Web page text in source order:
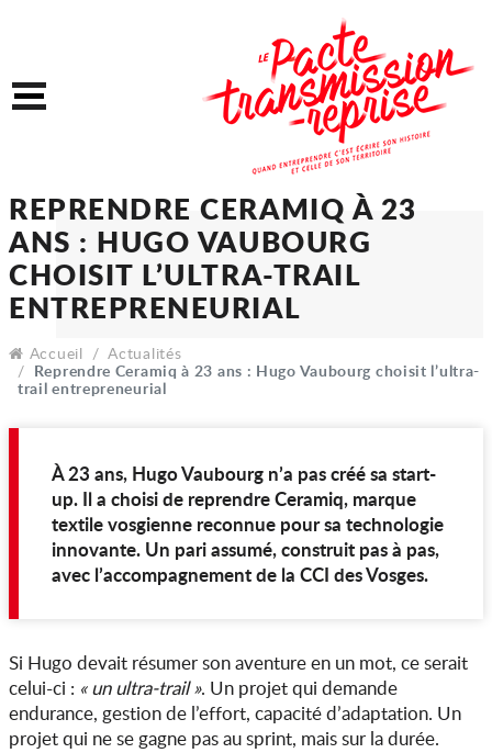
Menu
REPRENDRE CERAMIQ À
ANS : HUGO VAUBOURG
CHOISIT L’ULTRA-TRAIL
ENTREPRENEURIAL
Accueil
Actualités
Reprendre Ceramiq à 23 ans : Hugo Vaubourg choisit l’ultra-
trail entrepreneurial
À 23 ans, Hugo Vaubourg n’a pas créé sa start-
up. Il a choisi de reprendre Ceramiq, marque
textile vosgienne reconnue pour sa technologie
innovante. Un pari assumé, construit pas à pas,
avec l’accompagnement de la CCI des Vosges.
Si Hugo devait résumer son aventure en un mot, ce serait
celui-ci : « un ultra-trail ». Un projet qui demande
endurance, gestion de l’effort, capacité d’adaptation. Un
projet qui ne se gagne pas au sprint, mais sur la durée.